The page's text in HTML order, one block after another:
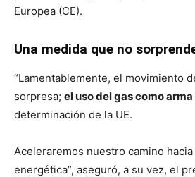
Europea (CE).
Una medida que no
“Lamentablemente, el movimiento
sorpresa; el uso del gas como
determinación de la UE.
Aceleraremos nuestro camino
energética”, aseguró, a su vez, el